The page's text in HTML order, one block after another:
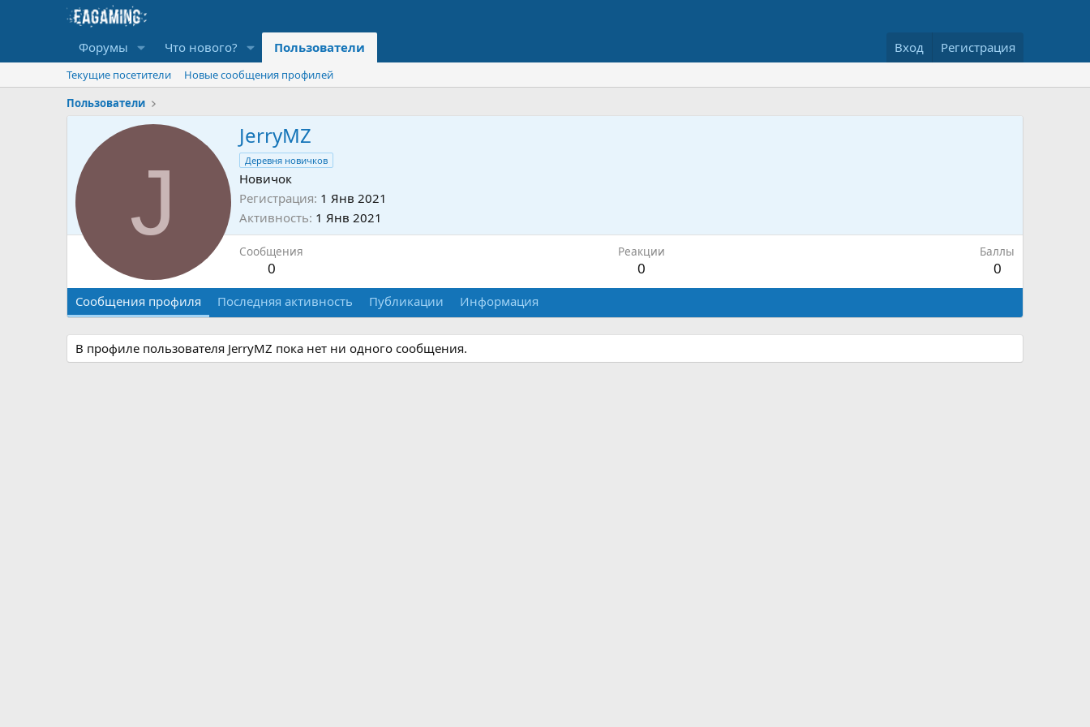
Форумы Что нового? Пользователи Вход Регистрация
Текущие посетители
Новые сообщения профилей
Пользователи
J
JerryMZ
Деревня новичков
Новичок
Регистрация 1 Янв 2021
Активность 1 Янв 2021
Сообщения
0
Реакции
0
Баллы
0
Сообщения профиля Последняя активность Публикации Информация
В профиле пользователя JerryMZ пока нет ни одного сообщения.